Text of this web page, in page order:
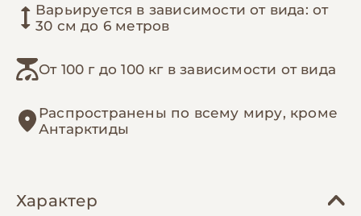
Варьируется в зависимости от вида: от
30 см до 6 метров
От 100 г до 100 кг в зависимости от вида
Распространены по всему миру, кроме
Антарктиды
Характер